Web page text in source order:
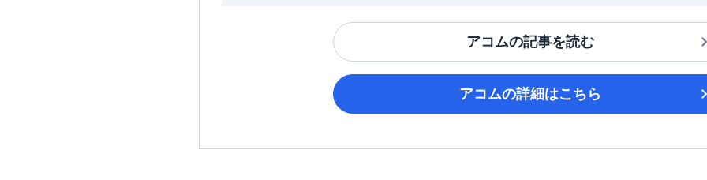
アコムの記事を読む
アコムの詳細はこちら